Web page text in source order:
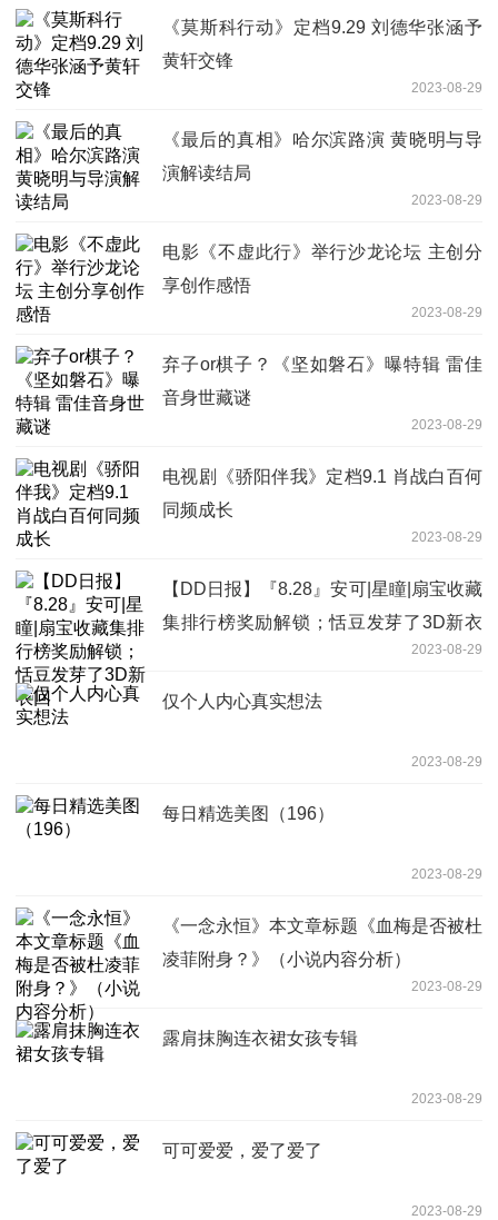
《莫斯科行动》定档9.29 刘德华张涵予
黄轩交锋
2023-08-29
《最后的真相》哈尔滨路演 黄晓明与导
演解读结局
2023-08-29
电影《不虚此行》举行沙龙论坛 主创分
享创作感悟
2023-08-29
弃子or棋子？《坚如磐石》曝特辑 雷佳
音身世藏谜
2023-08-29
电视剧《骄阳伴我》定档9.1 肖战白百何
同频成长
2023-08-29
【DD日报】『8.28』安可|星瞳|扇宝收藏
集排行榜奖励解锁；恬豆发芽了3D新衣
2023-08-29
仅个人内心真实想法
2023-08-29
每日精选美图（196）
2023-08-29
《一念永恒》本文章标题《血梅是否被杜
凌菲附身？》（小说内容分析）
2023-08-29
露肩抹胸连衣裙女孩专辑
2023-08-29
可可爱爱，爱了爱了
2023-08-29